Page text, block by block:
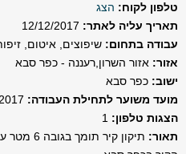
טלפון לקוח: הצג
תאריך עליה לאתר:
עבודה בתחום: שיפוצים, איטום,
אזור: אזור השרון,רעננה - כפר סבא
ישוב: כפר סבא
מועד משוער לתחילת העבודה:
הצגות טלפון: 1
תאור:
תיקון